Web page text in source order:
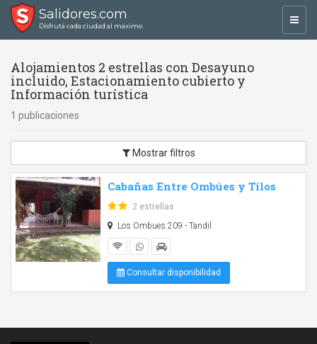
Salidores.com
Disfrutá cada ciudad al máximo
Alojamientos 2 estrellas con Desayuno
incluido, Estacionamiento cubierto y
Información turística
1 publicaciones
Mostrar filtros
Cabañas Entre Ombúes y Tilos
2 estrellas
Los Ombues 209 - Tandil
Consultar disponibilidad